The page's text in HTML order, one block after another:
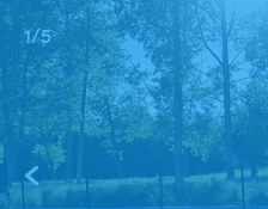
1/5